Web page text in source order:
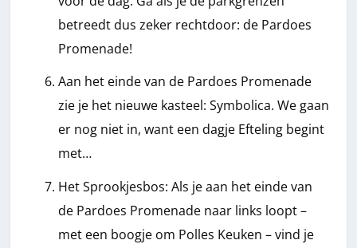
betreedt dus zeker rechtdoor: de Pardoes
Promenade!
Aan het einde van de Pardoes Promenade
zie je het nieuwe kasteel: Symbolica. We gaan
er nog niet in, want een dagje Efteling begint
met…
Het Sprookjesbos: Als je aan het einde van
de Pardoes Promenade naar links loopt –
met een boogje om Polles Keuken – vind je